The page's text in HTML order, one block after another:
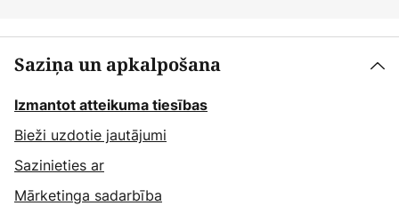
Saziņa un apkalpošana
Izmantot atteikuma tiesības
Bieži uzdotie jautājumi
Sazinieties ar
Mārketinga sadarbība